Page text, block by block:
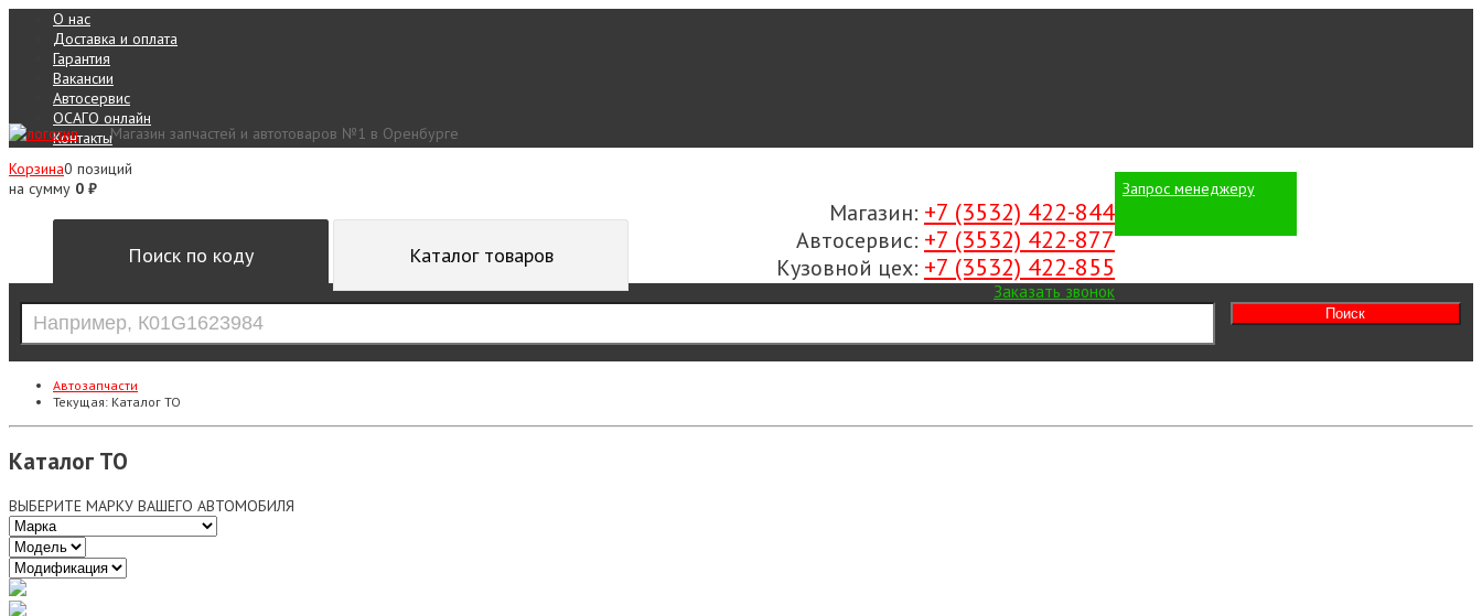
О нас
Доставка и оплата
Гарантия
Вакансии
Автосервис
ОСАГО онлайн
Контакты
Запрос менеджеру
Магазин запчастей и автотоваров №1 в Оренбурге
Корзина0 позиций
на сумму 0 ₽
Магазин: +7 (3532) 422-844
Автосервис: +7 (3532) 422-877
Кузовной цех: +7 (3532) 422-855
Заказать звонок
Поиск по коду Каталог товаров
Автозапчасти
Текущая: Каталог ТО
Каталог ТО
ВЫБЕРИТЕ МАРКУ ВАШЕГО АВТОМОБИЛЯ